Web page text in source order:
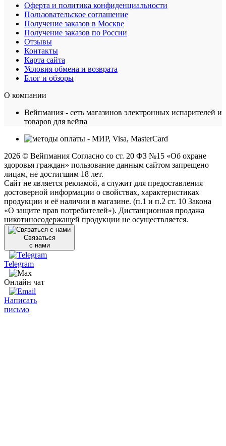
Оферта и политика конфиденциальности
Пользовательское соглашение
Получение заказов в Москве
Получение заказов по России
Отзывы
Контакты
Карта сайта
Условия обмена и возврата
Блог и обзоры
О компании
Вейпмания - сеть магазинов электронных испарителей и
товаров для вейпа
2026 © Вейпмания Согласно со ст. 20 ФЗ №15 «Об охране
здоровья граждан» пользование данным сайтом запрещено
лицам, не достигшим 18 лет.
Сайт не является рекламой, а служит для предоставления
достоверной информации о свойствах, характеристиках
продукции и её наличии в магазине. (п.1 и п.2 ст. 10 Закона
«О защите прав потребителей»). Дистанционная продажа
никотиносодержащей продукции не осуществляется.
Связаться
с нами
Telegram
Онлайн чат
Написать
письмо